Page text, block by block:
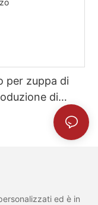
per zuppa di
di
ed è in